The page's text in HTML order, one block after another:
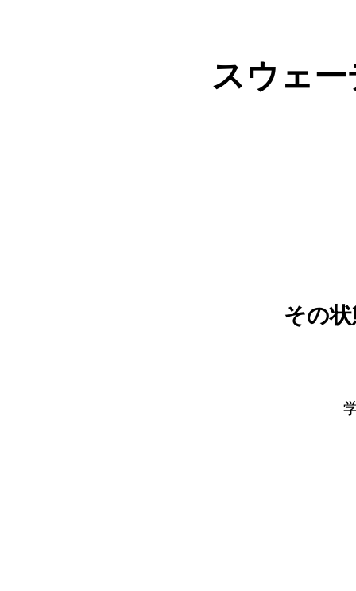
スウェ
その